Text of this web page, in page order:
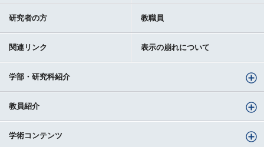
研究者の方 教職員
関連リンク 表示の崩れについて
学部・研究科紹介
教員紹介
学術コンテンツ